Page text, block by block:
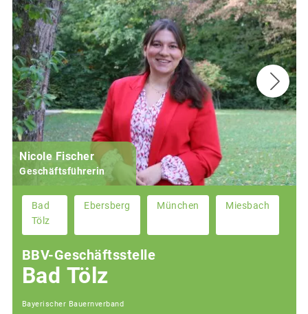
Nicole Fischer
Geschäftsführerin
Bad
Tölz
Ebersberg München Miesbach
BBV-Geschäftsstelle
Bad Tölz
Bayerischer Bauernverband